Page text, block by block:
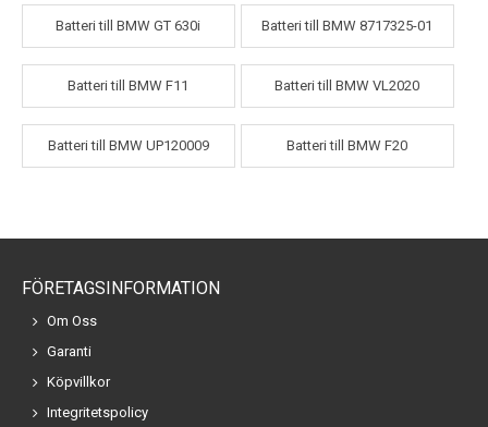
Batteri till BMW GT 630i Batteri till BMW 8717325-01
Batteri till BMW F11 Batteri till BMW VL2020
Batteri till BMW UP120009 Batteri till BMW F20
FÖRETAGSINFORMATION
Om Oss
Garanti
Köpvillkor
Integritetspolicy